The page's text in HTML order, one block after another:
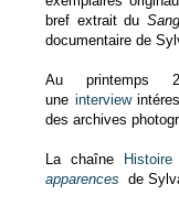
bref extrait du
documentaire de
Au printemps
une interview
des archives
La chaîne Histoire
apparences de